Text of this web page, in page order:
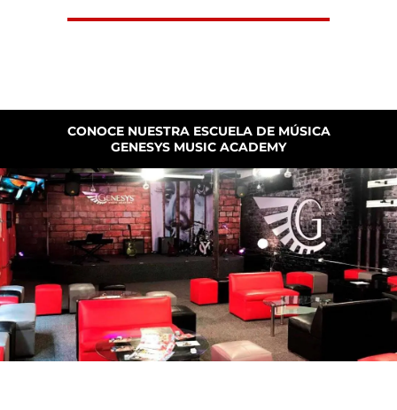
CONOCE NUESTRA ESCUELA DE MÚSICA
GENESYS MUSIC ACADEMY